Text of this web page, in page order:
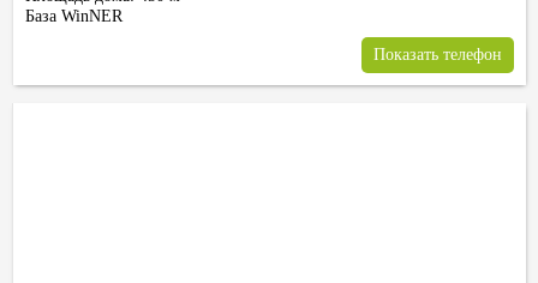
База WinNER
Показать телефон